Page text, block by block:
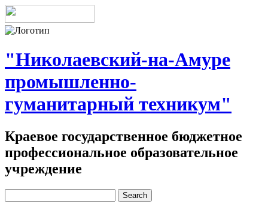
"Николаевский-на-Амуре
промышленно-
гуманитарный техникум"
Краевое государственное бюджетное
профессиональное образовательное
учреждение